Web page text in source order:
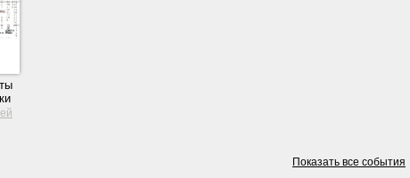
Показать все события